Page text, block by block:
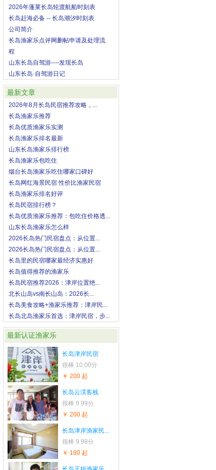
2026年蓬莱长岛轮渡航船时刻表
长岛赶海必备 -- 长岛潮汐时刻表
公司简介
长岛渔家乐点评网删帖申请及处理流
程
山东长岛自驾游----发现长岛
山东长岛·自驾游日记
最新文章
2026年8月长岛民宿推荐攻略，...
长岛渔家乐推荐
长岛优质渔家乐实测
长岛渔家乐排名最新
山东长岛渔家乐排行榜
长岛渔家乐包吃住
烟台长岛渔家乐吃住哪家口碑好
长岛网红海景民宿 性价比渔家民宿
长岛渔家乐排名好评
长岛民宿排行榜？
长岛优质渔家乐推荐：包吃住价格透...
山东长岛渔家乐怎么样
2026长岛热门民宿盘点：从位置...
2026长岛热门民宿盘点：从位置...
长岛里的民宿哪家最经济实惠好
长岛值得推荐的渔家乐
长岛民宿推荐2026：津岸位置绝...
北长山岛vs南长山岛：2026长...
长岛美食攻略+渔家乐推荐：津岸民...
长岛北岛渔家乐首选：津岸民宿，步...
最新认证渔家乐
长岛津岸民宿
很棒 10.00分
￥ 200 起
长岛云淏客栈
很棒 9.99分
￥ 200 起
长岛津岸渔家民...
很棒 9.98分
￥ 180 起